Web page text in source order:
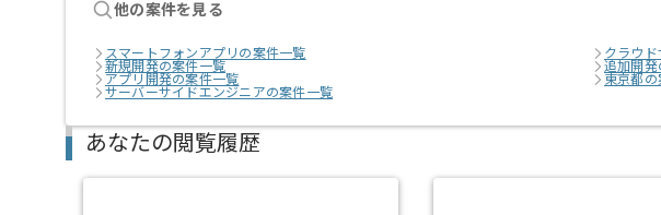
他の案件を見る
スマートフォンアプリの案件一覧
クラウ
新規開発の案件一覧
追加開発
アプリ開発の案件一覧
東京都
サーバーサイドエンジニアの案件一覧
あなたの閲覧履歴